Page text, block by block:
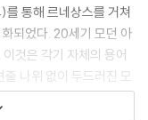
해에 따르자면, 미술사
에 대한 철학적 이해, 즉
된 길, 우리의 한계가 어
을 알아야만 포기하게
통해 르네상스를 거쳐
되었다. 20세기 모던 아
것은 각기 자체의 용어
나위 없이 두드러진 모